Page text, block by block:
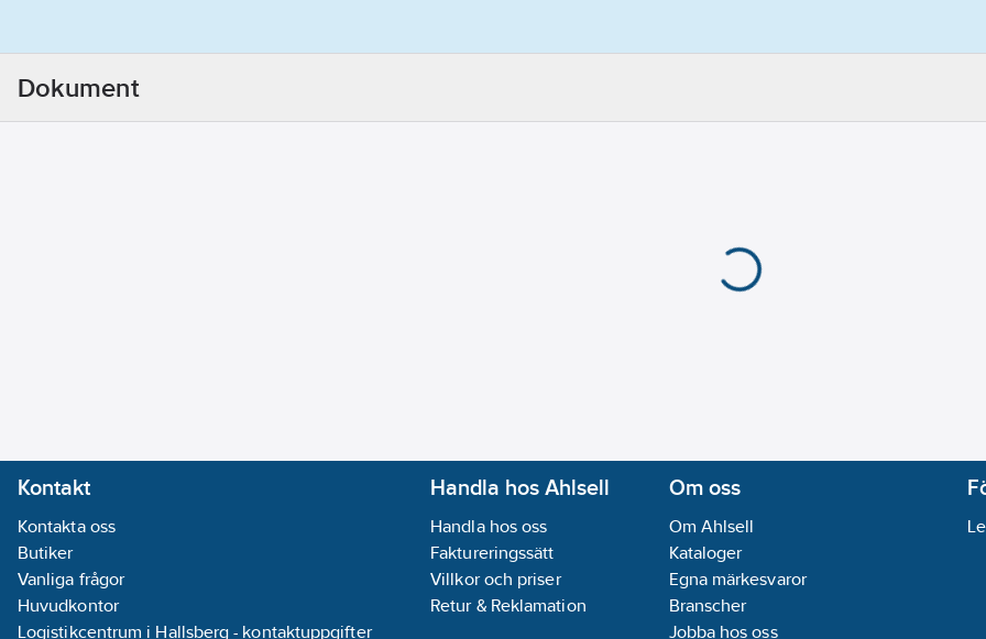
Dokument
Kontakt
Kontakta oss
Butiker
Vanliga frågor
Huvudkontor
Logistikcentrum i Hallsberg - kontaktuppgifter
Handla hos Ahlsell
Handla hos oss
Faktureringssätt
Villkor och priser
Retur & Reklamation
Om oss
Om Ahlsell
Kataloger
Egna märkesvaror
Branscher
Jobba hos oss